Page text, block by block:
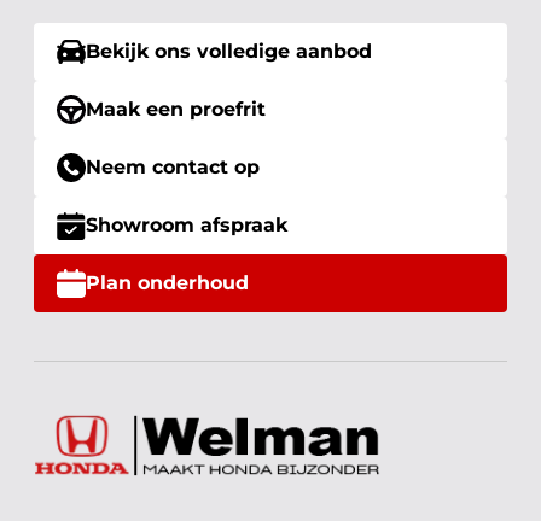
Bekijk ons volledige aanbod
Maak een proefrit
Neem contact op
Showroom afspraak
Plan onderhoud